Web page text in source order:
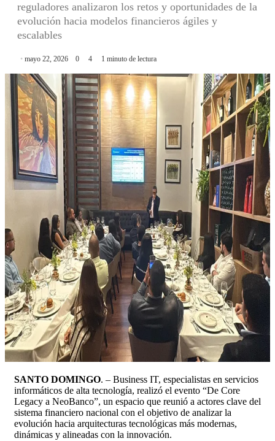
reguladores analizaron los retos y oportunidades de la
evolución hacia modelos financieros ágiles y
escalables
mayo 22, 2026 0 4 1 minuto de lectura
SANTO DOMINGO. – Business IT, especialistas en servicios
informáticos de alta tecnología, realizó el evento “De Core
Legacy a NeoBanco”, un espacio que reunió a actores clave del
sistema financiero nacional con el objetivo de analizar la
evolución hacia arquitecturas tecnológicas más modernas,
dinámicas y alineadas con la innovación.